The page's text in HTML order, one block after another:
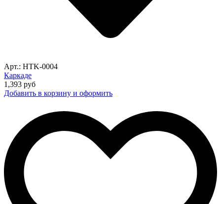
Арт.: HTK-0004
Каркаде
1,393 руб
Добавить в корзину и оформить